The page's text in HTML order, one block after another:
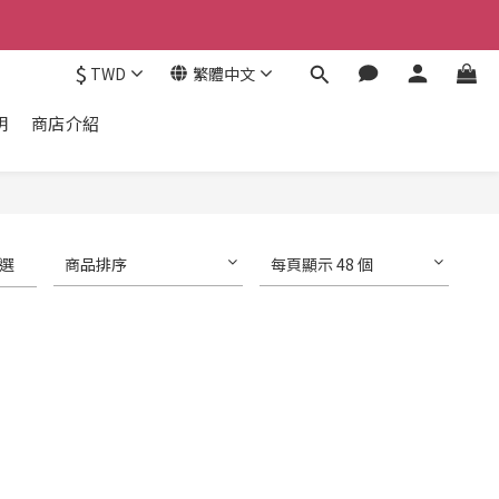
$ TWD 繁體中文
商店介紹
商品排序 每頁顯示 48 個